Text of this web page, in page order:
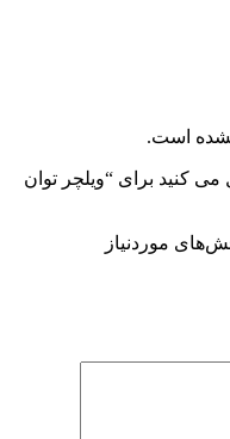
است.
می کنید برای “ویلچر توان
موردنیاز